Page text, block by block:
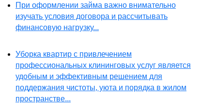
При оформлении займа важно внимательно
изучать условия договора и рассчитывать
финансовую нагрузку...
Уборка квартир с привлечением
профессиональных клининговых услуг является
удобным и эффективным решением для
поддержания чистоты, уюта и порядка в жилом
пространстве...